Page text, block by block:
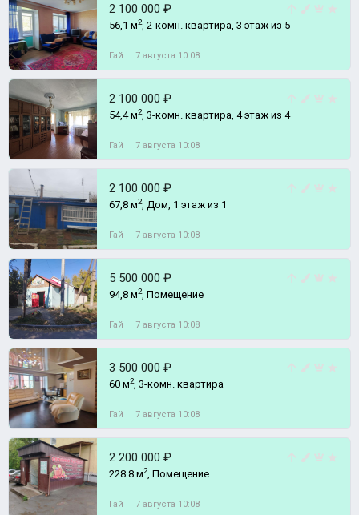
2 100 000 ₽
56,1 м2, 2-комн. квартира, 3 этаж из 5
Гай 7 августа 10:08
2 100 000 ₽
54,4 м2, 3-комн. квартира, 4 этаж из 4
Гай 7 августа 10:08
2 100 000 ₽
67,8 м2, Дом, 1 этаж из 1
Гай 7 августа 10:08
5 500 000 ₽
94,8 м2, Помещение
Гай 7 августа 10:08
3 500 000 ₽
60 м2, 3-комн. квартира
Гай 7 августа 10:08
2 200 000 ₽
228.8 м2, Помещение
Гай 7 августа 10:08